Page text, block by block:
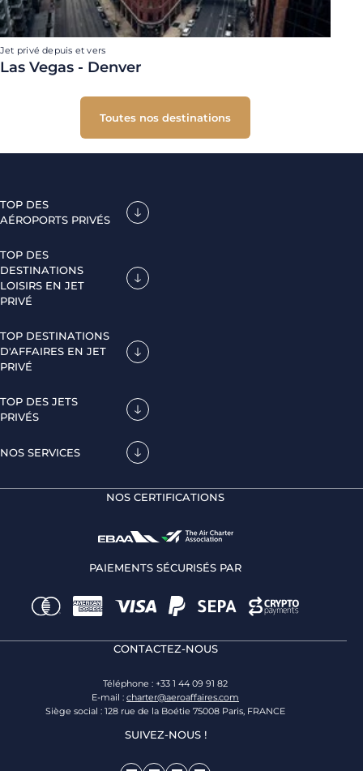
Jet privé depuis et vers
Las Vegas - Denver
Toutes nos destinations
TOP DES
AÉROPORTS PRIVÉS
TOP DES
DESTINATIONS
LOISIRS EN JET
PRIVÉ
TOP DESTINATIONS
D'AFFAIRES EN JET
PRIVÉ
TOP DES JETS
PRIVÉS
NOS SERVICES
NOS CERTIFICATIONS
PAIEMENTS SÉCURISÉS PAR
CONTACTEZ-NOUS
Téléphone : +33 1 44 09 91 82
E-mail : charter@aeroaffaires.com
Siège social : 128 rue de la Boétie 75008 Paris, FRANCE
SUIVEZ-NOUS !